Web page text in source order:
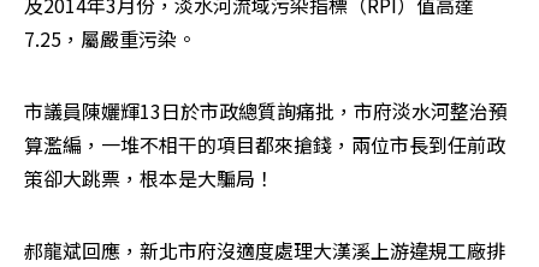
7.25，屬嚴重污染。
市議員陳孋輝13日於市政總質詢痛批，市府淡水河整治預
算濫編，一堆不相干的項目都來搶錢，兩位市長到任前政
策卻大跳票，根本是大騙局！
郝龍斌回應，新北市府沒適度處理大漢溪上游違規工廠排